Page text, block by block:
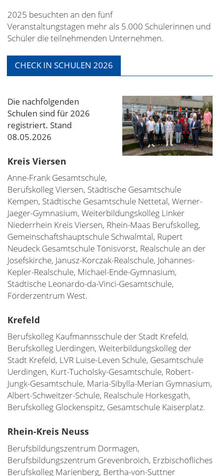
2025 besuchten an den fünf
Veranstaltungstagen mehr als 5.000 Schülerinnen und
Schüler die teilnehmenden Unternehmen.
CHECK IN SCHULEN 2026
Die nachfolgenden
Schulen sind für 2026
registriert. Stand
08.05.2026
Kreis Viersen
Anne-Frank Gesamtschule,
Berufskolleg Viersen, Städtische Gesamtschule
Kempen, Städtische Gesamtschule Nettetal, Werner-
Jaeger-Gymnasium, Weiterbildungskolleg Linker
Niederrhein Kreis Viersen, Rhein-Maas Berufskolleg,
Gemeinschaftshauptschule Schwalmtal, Rupert
Neudeck Gesamtschule Tönisvorst, Realschule an der
Josefskirche, Janusz-Korczak-Realschule, Johannes-
Kepler-Realschule, Michael-Ende-Gymnasium,
Städtische Leonardo-da-Vinci-Gesamtschule,
Förderzentrum West.
Krefeld
Berufskolleg Kaufmannsschule der Stadt Krefeld,
Berufskolleg Uerdingen, Weiterbildungskolleg der
Stadt Krefeld, LVR Luise-Leven Schule, Gesamtschule
Uerdingen, Kurt-Tucholsky-Gesamtschule, Robert-
Jungk-Gesamtschule, Maria-Sibylla-Merian Gymnasium,
Albert-Schweitzer-Schule, Realschule Horkesgath,
Berufskolleg Glockenspitz, Gesamtschule Kaiserplatz.
Rhein-Kreis Neuss
Berufsbildungszentrum Dormagen,
Berufsbildungszentrum Grevenbroich, Erzbischöfliches
Berufskolleg Marienberg, Bertha-von-Suttner